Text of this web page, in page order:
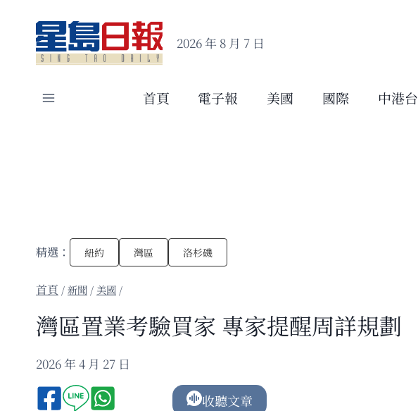
content
2026 年 8 月 7 日
首頁 電子報 美國 國際 中港台
精選： 紐約 灣區 洛杉磯
/新聞 / 美國 /
灣區置業考驗買家 專家提醒周詳規劃
2026 年 4 月 27 日
收聽文章